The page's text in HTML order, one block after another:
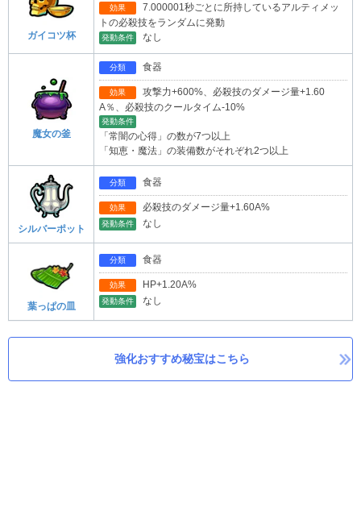
ガイコツ杯
効果
7.000001秒ごとに所持しているアルティメッ
トの必殺技をランダムに発動
発動条件 なし
魔女の釜
分類 食器
効果
攻撃力+600%、必殺技のダメージ量+1.60
A％、必殺技のクールタイム-10%
発動条件
「常闇の心得」の数が7つ以上
「知恵・魔法」の装備数がそれぞれ2つ以上
シルバーポット
分類 食器
効果 必殺技のダメージ量+1.60A%
発動条件 なし
葉っぱの皿
分類 食器
効果 HP+1.20A%
発動条件 なし
強化おすすめ秘宝はこちら